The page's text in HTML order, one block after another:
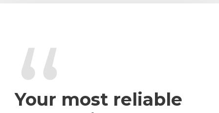
Your most reliable